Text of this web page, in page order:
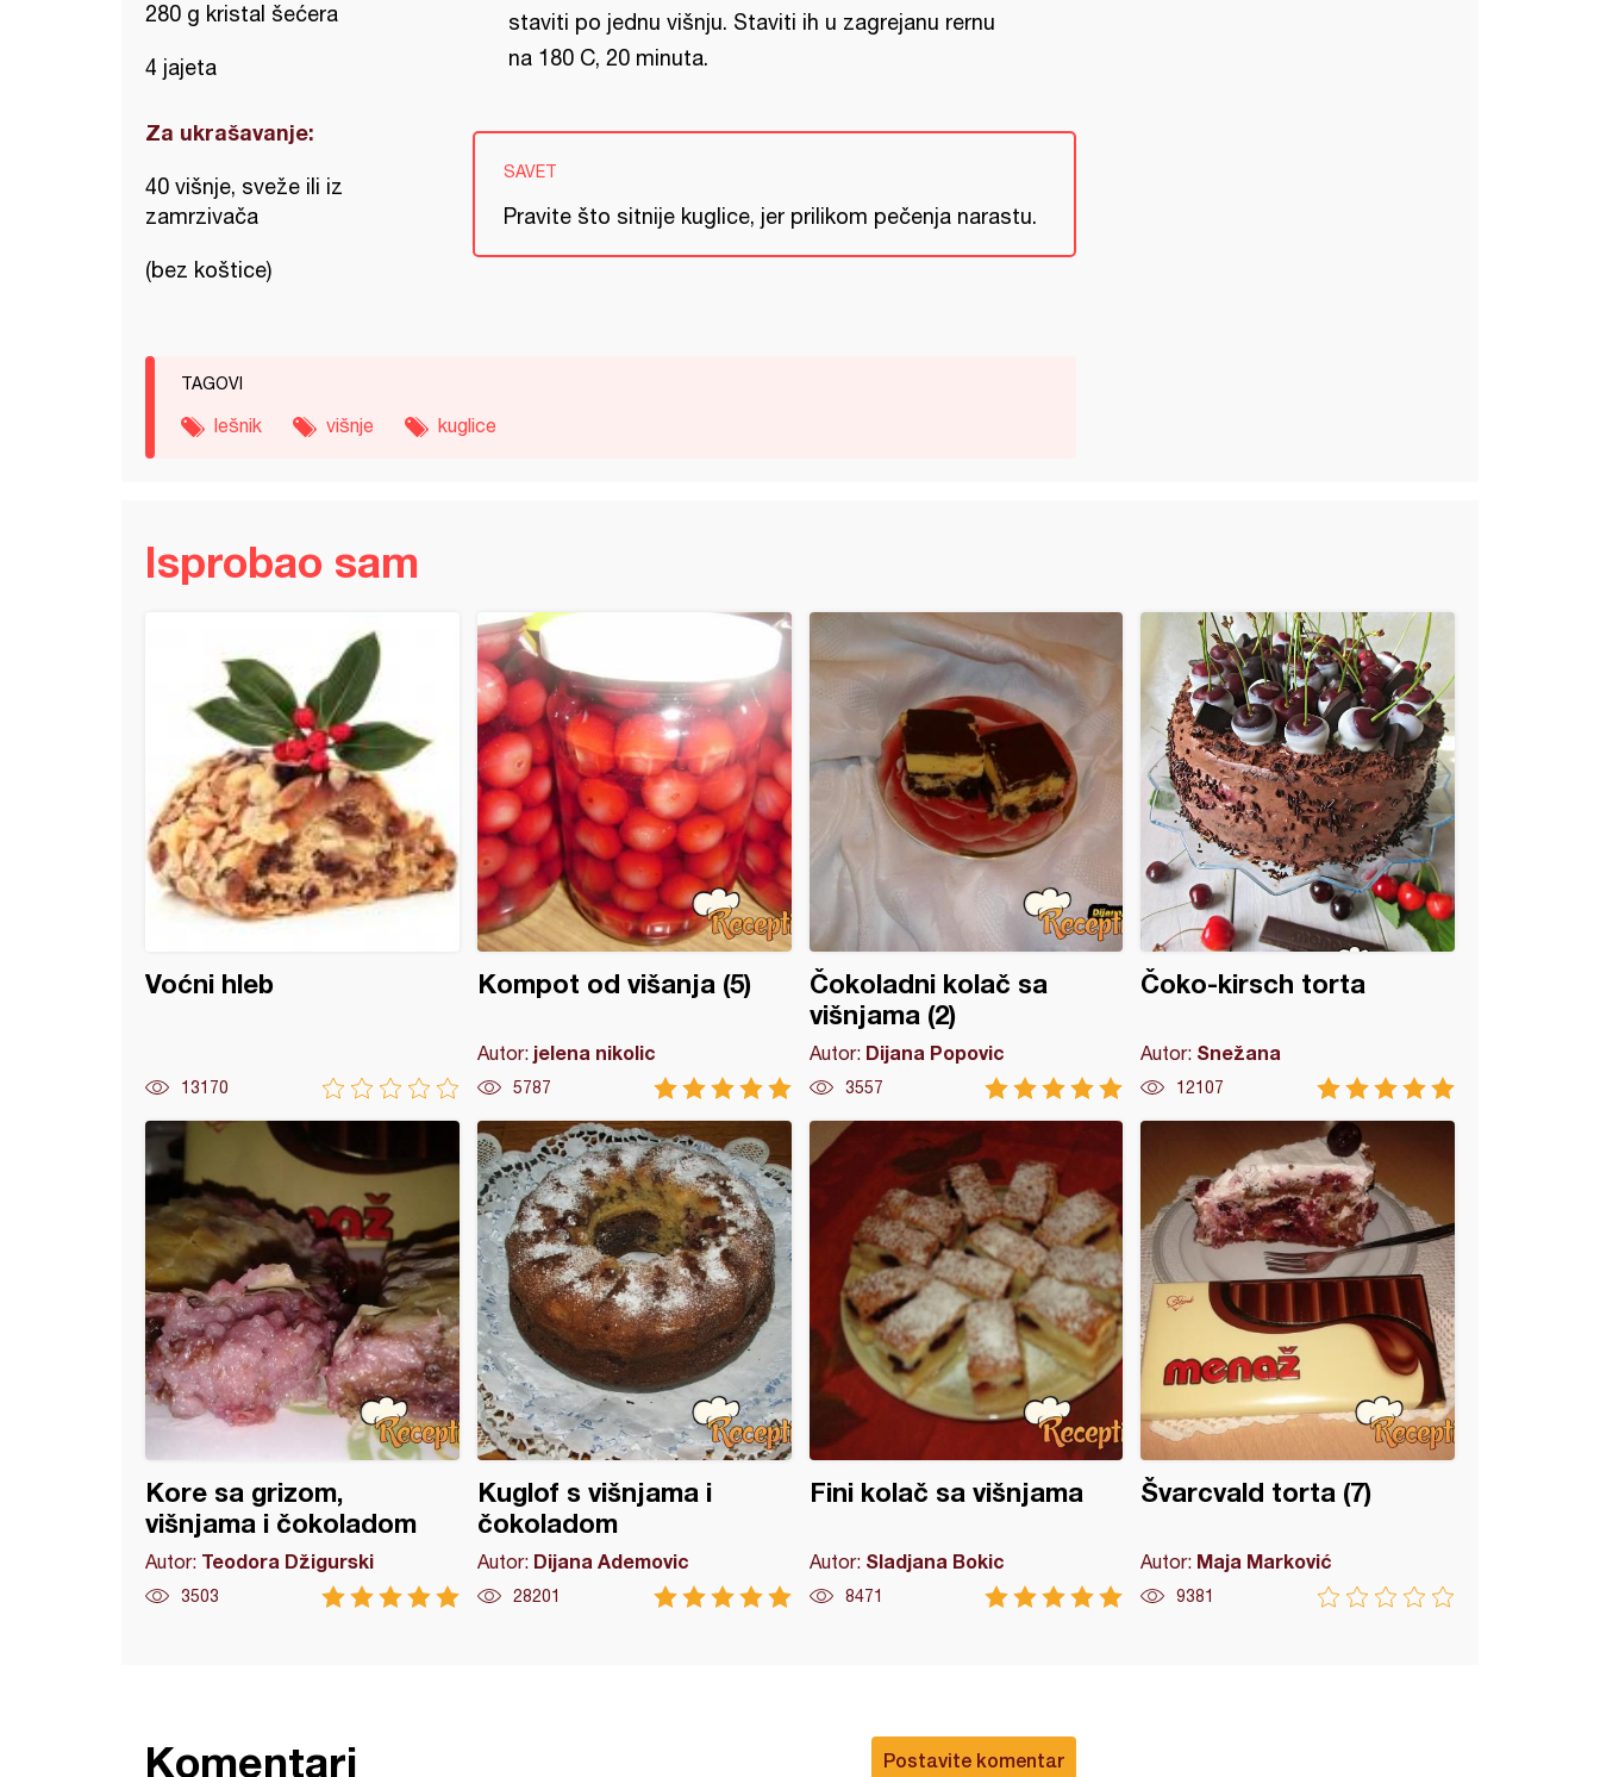
280 g kristal šećera
4 jajeta
Za ukrašavanje:
40 višnje, sveže ili iz
zamrzivača
(bez koštice)
staviti po jednu višnju. Staviti ih u zagrejanu rernu
na 180 C, 20 minuta.
SAVET
Pravite što sitnije kuglice, jer prilikom pečenja narastu.
TAGOVI
lešnik višnje kuglice
Isprobao sam
Voćni hleb
13170
Kompot od višanja (5)
Autor: jelena nikolic
5787
Čokoladni kolač sa
višnjama (2)
Autor: Dijana Popovic
3557
Čoko-kirsch torta
Autor: Snežana
12107
Kore sa grizom,
višnjama i čokoladom
Autor: Teodora Džigurski
3503
Kuglof s višnjama i
čokoladom
Autor: Dijana Ademovic
28201
Fini kolač sa višnjama
Autor: Sladjana Bokic
8471
Švarcvald torta (7)
Autor: Maja Marković
9381
Postavite komentar
Komentari